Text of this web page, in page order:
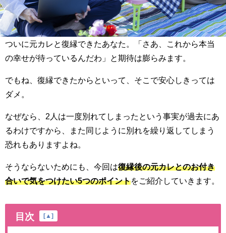
ついに元カレと復縁できたあなた。「さあ、これから本当
の幸せが待っているんだわ」と期待は膨らみます。
でもね、復縁できたからといって、そこで安心しきっては
ダメ。
なぜなら、2人は一度別れてしまったという事実が過去にあ
るわけですから、また同じように別れを繰り返してしまう
恐れもありますよね。
そうならないためにも、今回は復縁後の元カレとのお付き
合いで気をつけたい5つのポイントをご紹介していきます。
目次 [ ▲ ]